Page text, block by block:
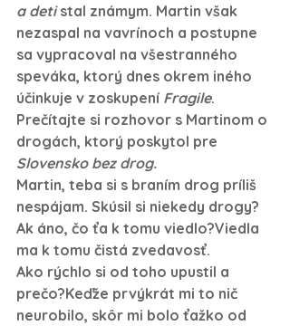
a deti stal známym. Martin však
nezaspal na vavrínoch a postupne
sa vypracoval na všestranného
speváka, ktorý dnes okrem iného
účinkuje v zoskupení Fragile.
Prečítajte si rozhovor s Martinom o
drogách, ktorý poskytol pre
Slovensko bez drog.
Martin, teba si s braním drog príliš
nespájam. Skúsil si niekedy drogy?
Ak áno, čo ťa k tomu viedlo?Viedla
ma k tomu čistá zvedavosť.
Ako rýchlo si od toho upustil a
prečo?Keďže prvýkrát mi to nič
neurobilo, skôr mi bolo ťažko od